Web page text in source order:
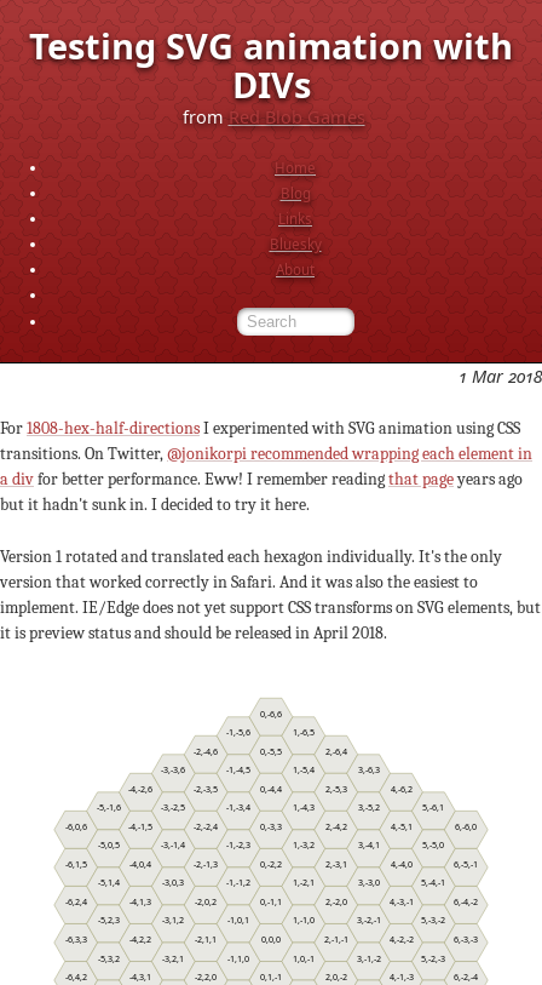
Testing SVG animation with
DIVs
fromRed Blob Games
Home
Blog
Links
Bluesky
About
1 Mar 2018
For1808-hex-half-directionsI experimented with SVG animation using CSS
transitions. On Twitter,@jonikorpi recommended wrapping each element in
a divfor better performance. Eww! I remember readingthat pageyears ago
but it hadn't sunk in. I decided to try it here.
Version 1 rotated and translated each hexagon individually. It's the only
version that worked correctly in Safari. And it was also the easiest to
implement. IE/Edge does not yet support CSS transforms on SVG elements, but
it is preview status and should be released in April 2018.
-6,0,6
-6,1,5
-6,2,4
-6,3,3
-6,4,2
-5,-1,6
-5,0,5
-5,1,4
-5,2,3
-5,3,2
-4,-2,6
-4,-1,5
-4,0,4
-4,1,3
-4,2,2
-4,3,1
-3,-3,6
-3,-2,5
-3,-1,4
-3,0,3
-3,1,2
-3,2,1
-2,-4,6
-2,-3,5
-2,-2,4
-2,-1,3
-2,0,2
-2,1,1
-2,2,0
-1,-5,6
-1,-4,5
-1,-3,4
-1,-2,3
-1,-1,2
-1,0,1
-1,1,0
0,-6,6
0,-5,5
0,-4,4
0,-3,3
0,-2,2
0,-1,1
0,0,0
0,1,-1
1,-6,5
1,-5,4
1,-4,3
1,-3,2
1,-2,1
1,-1,0
1,0,-1
2,-6,4
2,-5,3
2,-4,2
2,-3,1
2,-2,0
2,-1,-1
2,0,-2
3,-6,3
3,-5,2
3,-4,1
3,-3,0
3,-2,-1
3,-1,-2
4,-6,2
4,-5,1
4,-4,0
4,-3,-1
4,-2,-2
4,-1,-3
5,-6,1
5,-5,0
5,-4,-1
5,-3,-2
5,-2,-3
6,-6,0
6,-5,-1
6,-4,-2
6,-3,-3
6,-2,-4